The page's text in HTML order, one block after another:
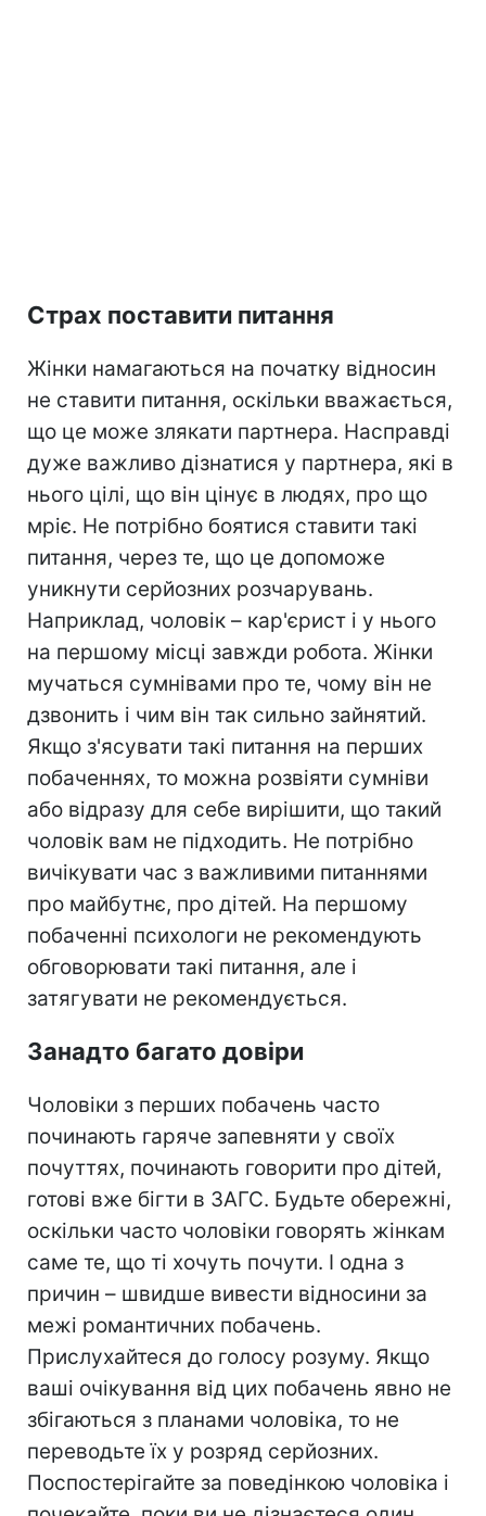
Страх поставити питання
Жінки намагаються на початку відносин
не ставити питання, оскільки вважається,
що це може злякати партнера. Насправді
дуже важливо дізнатися у партнера, які в
нього цілі, що він цінує в людях, про що
мріє. Не потрібно боятися ставити такі
питання, через те, що це допоможе
уникнути серйозних розчарувань.
Наприклад, чоловік – кар'єрист і у нього
на першому місці завжди робота. Жінки
мучаться сумнівами про те, чому він не
дзвонить і чим він так сильно зайнятий.
Якщо з'ясувати такі питання на перших
побаченнях, то можна розвіяти сумніви
або відразу для себе вирішити, що такий
чоловік вам не підходить. Не потрібно
вичікувати час з важливими питаннями
про майбутнє, про дітей. На першому
побаченні психологи не рекомендують
обговорювати такі питання, але і
затягувати не рекомендується.
Занадто багато довіри
Чоловіки з перших побачень часто
починають гаряче запевняти у своїх
почуттях, починають говорити про дітей,
готові вже бігти в ЗАГС. Будьте обережні,
оскільки часто чоловіки говорять жінкам
саме те, що ті хочуть почути. І одна з
причин – швидше вивести відносини за
межі романтичних побачень.
Прислухайтеся до голосу розуму. Якщо
ваші очікування від цих побачень явно не
збігаються з планами чоловіка, то не
переводьте їх у розряд серйозних.
Поспостерігайте за поведінкою чоловіка і